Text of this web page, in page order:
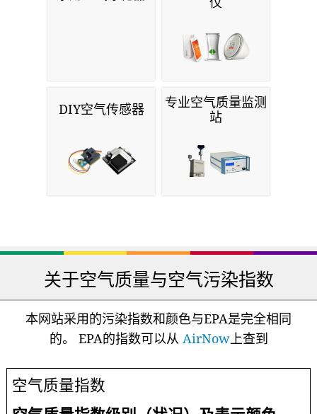
DIY空气传感器
专业空气质量监测
站
关于空气质量与空气污染指数
本网站采用的污染指数和颜色与EPA是完全相同
的。 EPA的指数可以从 AirNow上查到
空气质量指数